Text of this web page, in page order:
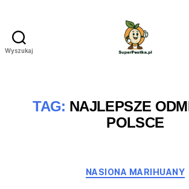
Wyszukaj
TAG: NAJLEPSZE
POLSCE
Kategorie
NASIONA MARIHUANY